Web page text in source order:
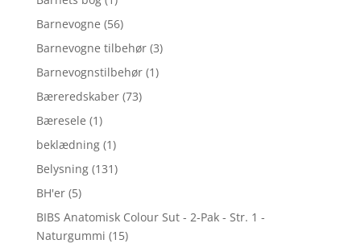
Barnevogne (56)
Barnevogne tilbehør (3)
Barnevognstilbehør (1)
Bæreredskaber (73)
Bæresele (1)
beklædning (1)
Belysning (131)
BH'er (5)
BIBS Anatomisk Colour Sut - 2-Pak - Str. 1 -
Naturgummi (15)